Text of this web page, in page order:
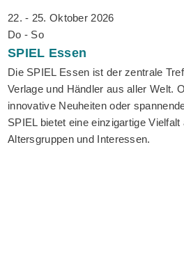
22. - 25. Oktober 2026
Do - So
SPIEL Essen
Die SPIEL Essen ist der zentrale
Verlage und Händler aus aller Welt.
innovative Neuheiten oder
SPIEL bietet eine einzigartige
Altersgruppen und Interessen.